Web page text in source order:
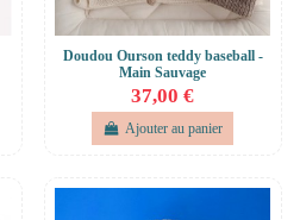
Doudou Ourson teddy baseball -
Main Sauvage
37,00 €
Ajouter au panier